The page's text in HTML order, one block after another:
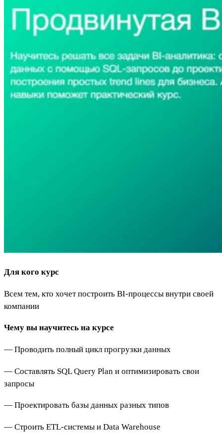
Для кого курс
Всем тем, кто хочет построить BI-процессы внутри своей
компании
Чему вы научитесь на курсе
— Проводить полный цикл прогрузки данных
— Составлять SQL Query Plan и оптимизировать свои
запросы
— Проектировать базы данных разных типов
— Строить ETL-системы и Data Warehouse